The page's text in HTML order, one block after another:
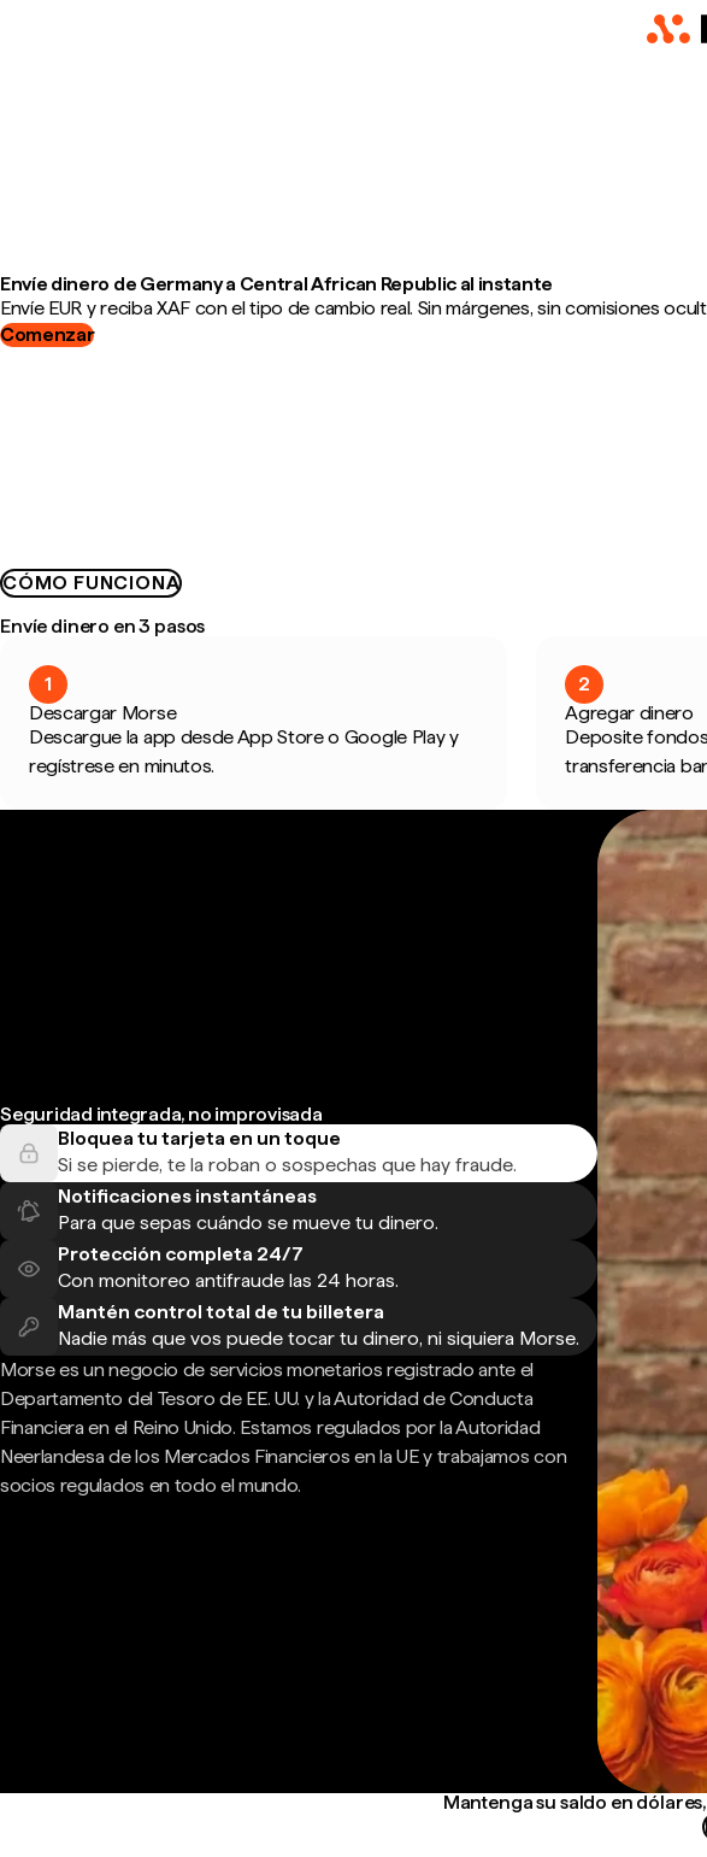
Envíe dinero de Germany a Central African Republic al instante
Envíe EUR y reciba XAF con el tipo de cambio real. Sin márgenes, sin comisiones
Comenzar
CÓMO FUNCIONA
Envíe dinero en 3 pasos
1
Descargar Morse
Descargue la app desde App Store o Google Play y
regístrese en minutos.
2
Agregar dinero
Deposite
transferencia
Seguridad integrada, no improvisada
Bloquea tu tarjeta en un toque
Si se pierde, te la roban o sospechas que hay fraude.
Notificaciones instantáneas
Para que sepas cuándo se mueve tu dinero.
Protección completa 24/7
Con monitoreo antifraude las 24 horas.
Mantén control total de tu billetera
Nadie más que vos puede tocar tu dinero, ni siquiera Morse.
Morse es un negocio de servicios monetarios registrado ante el
Departamento del Tesoro de EE. UU. y la Autoridad de Conducta
Financiera en el Reino Unido. Estamos regulados por la Autoridad
Neerlandesa de los Mercados Financieros en la UE y trabajamos con
socios regulados en todo el mundo.
Mantenga su saldo en